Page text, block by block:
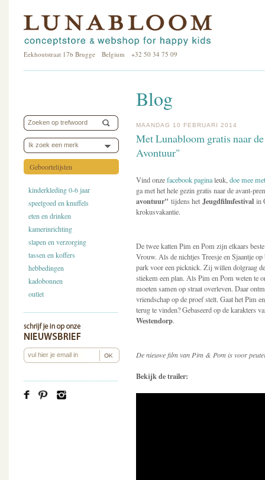
Eekhoutstraat 17b Brugge Belgium +32 50 34 75 09
Ik zoek een merk
Geboortelijsten
kinderkleding 0-6 jaar
speelgoed en knuffels
eten en drinken
kamerinrichting
slapen en verzorging
tassen en koffers
hebbedingen
kadobonnen
outlet
Blog
MAANDAG 10 FEBRUARI 2014
Met Lunabloom gratis naar
Avontuur"
Vind onzefacebook paginaleuk, doe mee
ga met het hele gezin gratis naar de avant-
avontuur" tijdens het Jeugdfilmfestival in
krokusvakantie.
De twee katten Pim en Pom zijn elkaars
Vrouw. Als de nichtjes Treesje en Sjaantje
park voor een picknick. Zij willen dolgraag
stiekem een plan. Als Pim en Pom weten te
moeten samen op straat overleven. Daar
vriendschap op de proef stelt. Gaat het Pim
terug te vinden? Gebaseerd op de karakters
Westendorp.
De nieuwe film van Pim & Pom is voor
Bekijk de trailer: